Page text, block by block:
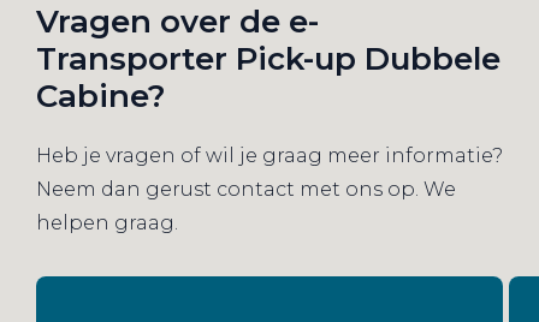
Vragen over de e-
Transporter Pick-up Dubbele
Cabine?
Heb je vragen of wil je graag meer informatie?
Neem dan gerust contact met ons op. We
helpen graag.